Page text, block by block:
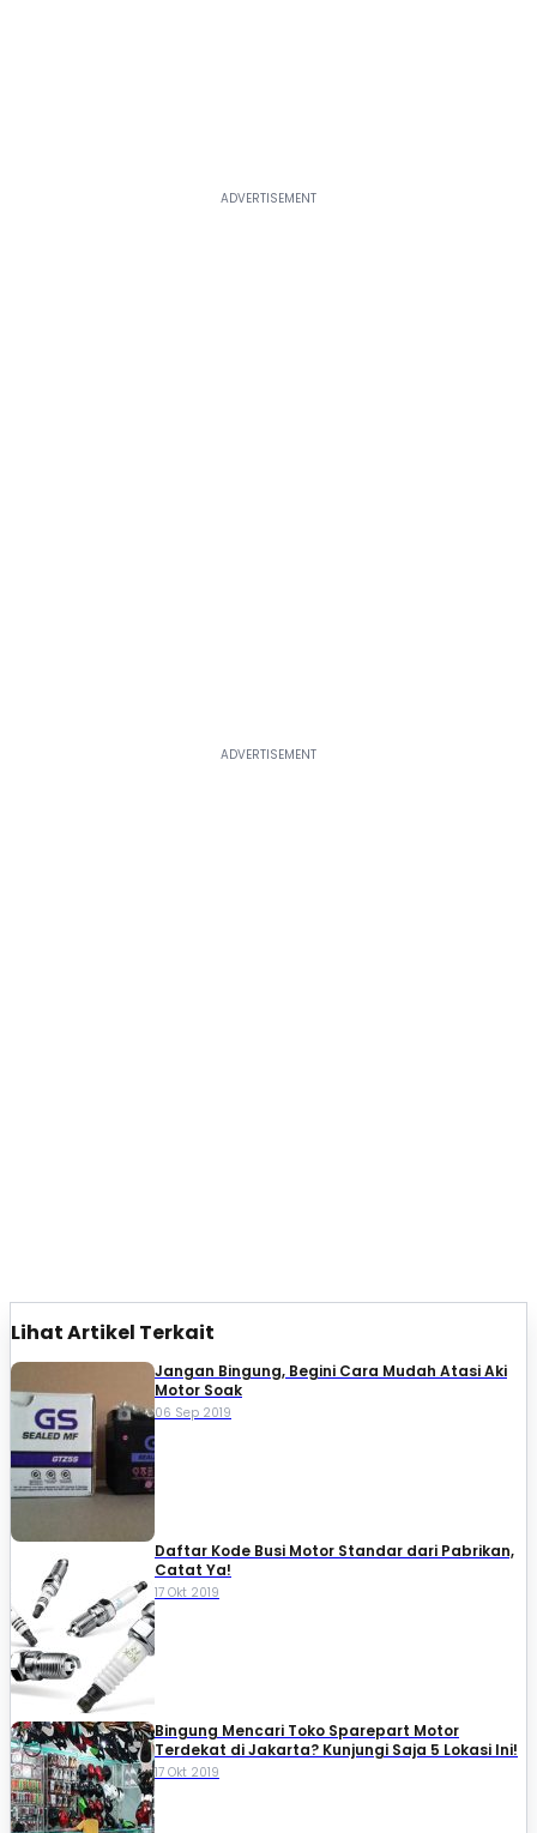
Lihat Artikel Terkait
Jangan Bingung, Begini Cara Mudah Atasi Aki
Motor Soak
06 Sep 2019
Daftar Kode Busi Motor Standar dari Pabrikan,
Catat Ya!
17 Okt 2019
Bingung Mencari Toko Sparepart Motor
Terdekat di Jakarta? Kunjungi Saja 5 Lokasi Ini!
17 Okt 2019